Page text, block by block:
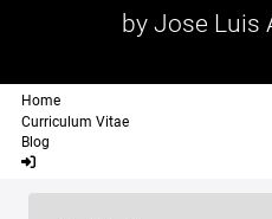
by Jose Luis
Home
Curriculum Vitae
Blog